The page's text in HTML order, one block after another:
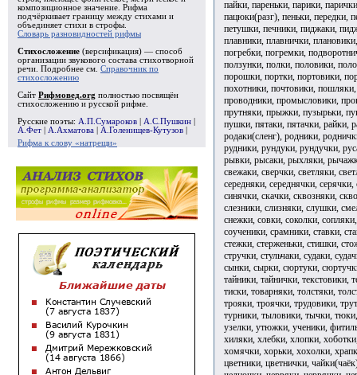
композиционное значение. Рифма
подчёркивает границу между стихами и
объединяет стихи в строфы
Словарь разновидностей рифмы
Стихосложение (версификация) — способ
организации звукового состава стихотворной
речи. Подробнее см. Справочник по
стихосложению
Сайт Рифмовед.org полностью посвящён
стихосложению и русской рифме.
Русские поэты: А.П.Сумароков А.С.Пушкин
А.Фет
А.Ахматова А.Голенищев-Кутузов
Рифма к слову «натрещи»
пайки, пареньки, парики,
пацюки(разг), пеньки, передки,
петушки, печники, пиджаки,
плавники, плавнички,
погребки, погремки,
ползунки, полки, половики,
порошки, портки, портовики,
похотники, почтовики,
проводники, промысловики,
прутняки, прыжки, пузырьки,
пушки, пятаки, пятачки, райки,
родаки(сленг), родники,
рудники, рундуки, рундучки,
рывки, рысаки, рыхляки,
свежаки, сверчки, светляки,
середняки, середнячки,
синячки, скачки, сквозняки,
слезники, слизняки, слушки,
снежки, совки, соколки,
соученики, срамники, ставки,
стежки, стерженьки, стишки,
стручки, стульчаки, судаки,
сынки, сырки, сюртуки,
тайники, тайнички, текстовики,
тиски, товарняки, толстяки,
трояки, троячки, трудовики,
турники, тыловики, тычки,
узелки, утюжки, ученики,
хиляки, хлебки, хлопки,
хомячки, хорьки, хохолки,
цветники, цветнички,